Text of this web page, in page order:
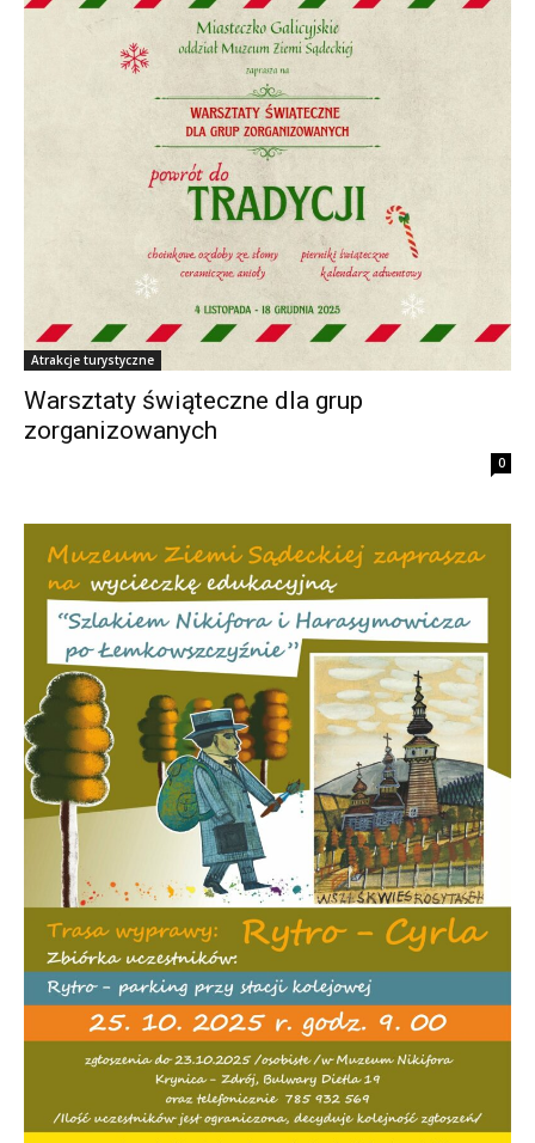
Atrakcje turystyczne
Warsztaty świąteczne dla grup
zorganizowanych
0